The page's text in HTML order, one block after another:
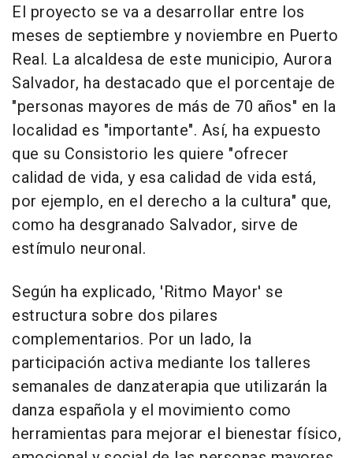
El proyecto se va a desarrollar entre los
meses de septiembre y noviembre en Puerto
Real. La alcaldesa de este municipio, Aurora
Salvador, ha destacado que el porcentaje de
"personas mayores de más de 70 años" en la
localidad es "importante". Así, ha expuesto
que su Consistorio les quiere "ofrecer
calidad de vida, y esa calidad de vida está,
por ejemplo, en el derecho a la cultura" que,
como ha desgranado Salvador, sirve de
estímulo neuronal.
Según ha explicado, 'Ritmo Mayor' se
estructura sobre dos pilares
complementarios. Por un lado, la
participación activa mediante los talleres
semanales de danzaterapia que utilizarán la
danza española y el movimiento como
herramientas para mejorar el bienestar físico,